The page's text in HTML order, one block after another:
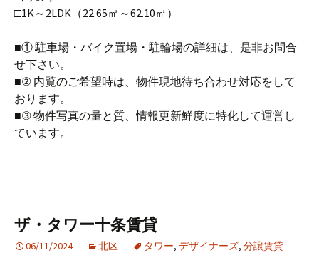
□1K～2LDK（22.65㎡～62.10㎡）
■① 駐車場・バイク置場・駐輪場の詳細は、是非お問合
せ下さい。
■② 内覧のご希望時は、物件現地待ち合わせ対応をして
おります。
■③ 物件写真の量と質、情報更新鮮度に特化して運営し
ています。
ザ・タワー十条賃貸
06/11/2024 北区 タワー, デザイナーズ, 分譲賃貸